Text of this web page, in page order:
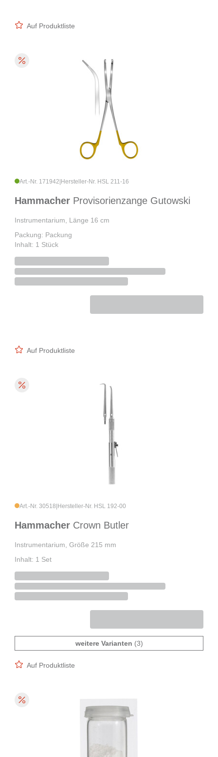
Auf Produktliste
Art.-Nr. 171942 Hersteller-Nr. HSL 211-16
Hammacher Provisorienzange Gutowski
Instrumentarium, Länge 16 cm
Packung: Packung
Inhalt: 1 Stück
Auf Produktliste
Art.-Nr. 30518 Hersteller-Nr. HSL 192-00
Hammacher Crown Butler
Instrumentarium, Größe 215 mm
Inhalt: 1 Set
weitere Varianten (3)
Auf Produktliste